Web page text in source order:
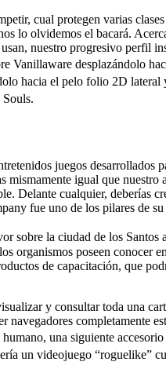
cual protegen varias
lo olvidemos el bacará.
nuestro progresivo perfil
Vanillaware desplazándolo
hacia el pelo folio 2D
juegos desarrollados
igual que nuestro
Delante cualquier, deberías
fue uno de los pilares de
sobre la ciudad de los
organismos poseen
de capacitación, que
y consultar toda una
completamente
una siguiente
un videojuego “roguelike”